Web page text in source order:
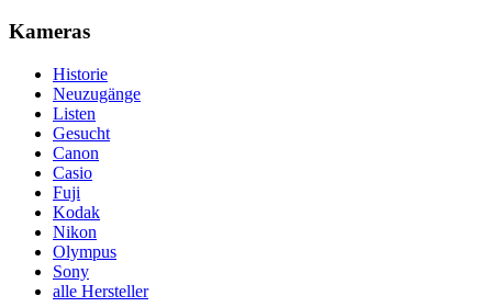
Kameras
Historie
Neuzugänge
Listen
Gesucht
Canon
Casio
Fuji
Kodak
Nikon
Olympus
Sony
alle Hersteller